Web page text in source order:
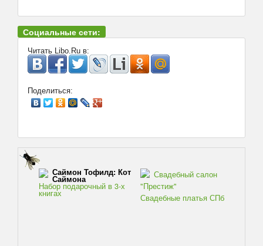
Социальные сети:
Читать Libo.Ru в:
Поделиться:
Саймон Тофилд: Кот
Саймона
Набор подарочный в 3-х
книгах
Свадебный салон
"Престиж"
Свадебные платья СПб